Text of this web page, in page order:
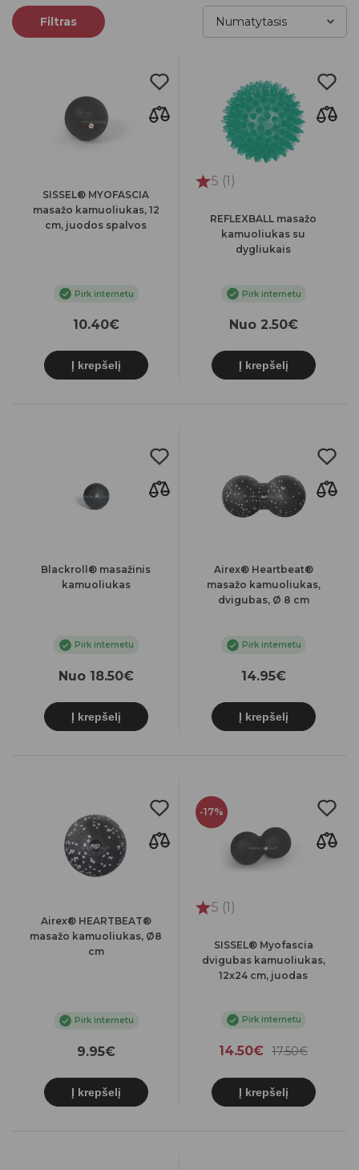
Filtras
SISSEL® MYOFASCIA
masažo kamuoliukas, 12
cm, juodos spalvos
Pirk internetu
10.40€
Į krepšelį
5 (1)
REFLEXBALL masažo
kamuoliukas su
dygliukais
Pirk internetu
Nuo 2.50€
Į krepšelį
Blackroll® masažinis
kamuoliukas
Pirk internetu
Nuo 18.50€
Į krepšelį
Airex® Heartbeat®
masažo kamuoliukas,
dvigubas, Ø 8 cm
Pirk internetu
14.95€
Į krepšelį
Airex® HEARTBEAT®
masažo kamuoliukas, Ø8
cm
Pirk internetu
9.95€
Į krepšelį
-17%
5 (1)
SISSEL® Myofascia
dvigubas kamuoliukas,
12x24 cm, juodas
Pirk internetu
14.50€ 17.50€
Į krepšelį